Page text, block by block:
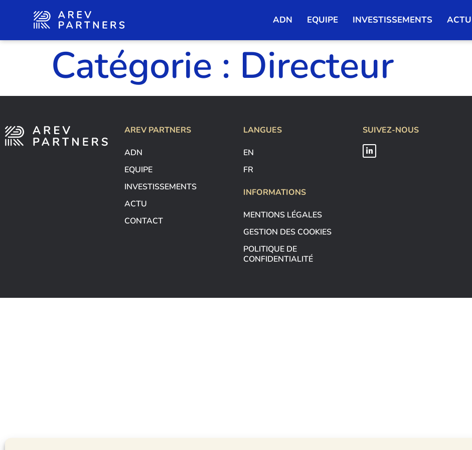
ADN EQUIPE INVESTISSEMENTS ACTU
Catégorie : Directeur
AREV PARTNERS
ADN
EQUIPE
INVESTISSEMENTS
ACTU
CONTACT
LANGUES
EN
FR
INFORMATIONS
MENTIONS LÉGALES
GESTION DES COOKIES
POLITIQUE DE
CONFIDENTIALITÉ
SUIVEZ-NOUS